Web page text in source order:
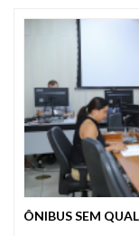
ÔNIBUS SEM